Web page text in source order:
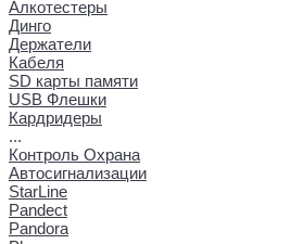
Алкотестеры
Динго
Держатели
Кабеля
SD карты памяти
USB Флешки
Кардридеры
...
Контроль Охрана
Автосигнализации
StarLine
Pandect
Pandora